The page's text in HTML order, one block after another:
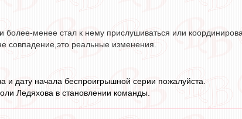
менее стал к нему прислушиваться или
совпадение,это реальные изменения.
и дату начала беспроигрышной серии пожалуйста.
Ледяхова в становлении команды.